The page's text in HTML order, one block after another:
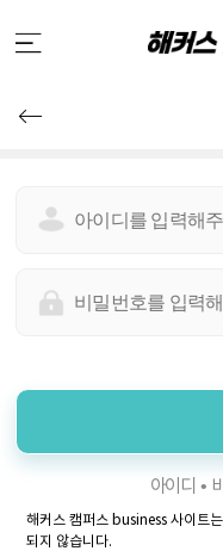
아
입
력
비
아이디
해커스 캠퍼스 business 사이트
되지 않습니다.